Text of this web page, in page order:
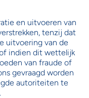
en uitvoeren van
tenzij dat
uitvoering van de
indien dit wettelijk
van fraude of
gevraagd worden
autoriteiten te